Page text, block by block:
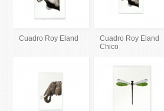
Cuadro Roy Eland
Cuadro Roy Eland
Chico